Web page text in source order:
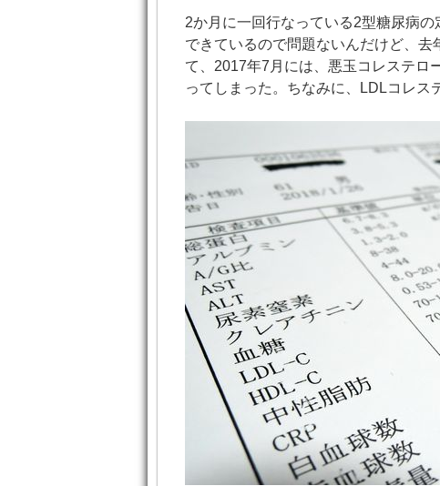
2か月に一回行なっている2型糖尿病
できているので問題ないんだけど、
て、2017年7月には、悪玉コレステロ
ってしまった。ちなみに、LDLコレス